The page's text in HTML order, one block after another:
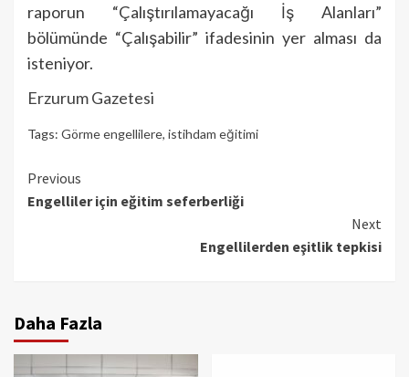
raporun “Çalıştırılamayacağı İş Alanları”
bölümünde “Çalışabilir” ifadesinin yer alması da
isteniyor.
Erzurum Gazetesi
Tags: Görme engellilere, istihdam eğitimi
Continue
Reading
Previous
Engelliler için eğitim seferberliği
Next
Engellilerden eşitlik tepkisi
Daha Fazla